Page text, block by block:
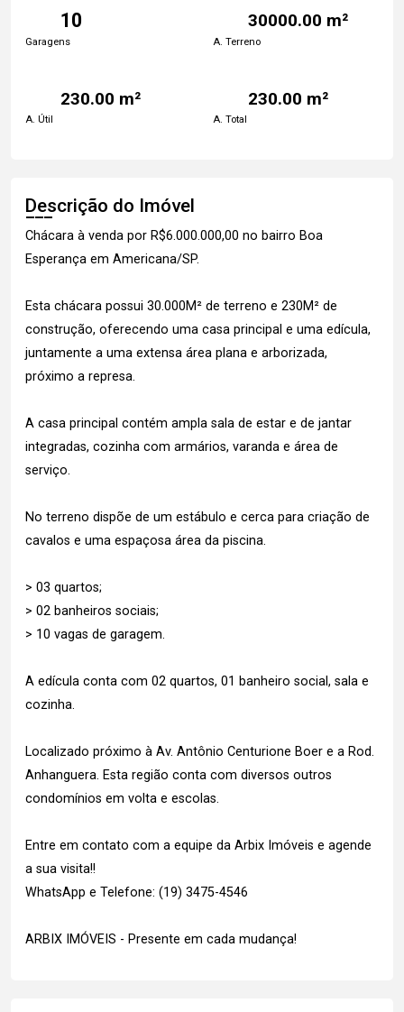
10
Garagens
30000.00 m²
A. Terreno
230.00 m²
A. Útil
230.00 m²
A. Total
Descrição do Imóvel
Chácara à venda por R$6.000.000,00 no bairro Boa
Esperança em Americana/SP.
Esta chácara possui 30.000M² de terreno e 230M² de
construção, oferecendo uma casa principal e uma edícula,
juntamente a uma extensa área plana e arborizada,
próximo a represa.
A casa principal contém ampla sala de estar e de jantar
integradas, cozinha com armários, varanda e área de
serviço.
No terreno dispõe de um estábulo e cerca para criação de
cavalos e uma espaçosa área da piscina.
> 03 quartos;
> 02 banheiros sociais;
> 10 vagas de garagem.
A edícula conta com 02 quartos, 01 banheiro social, sala e
cozinha.
Localizado próximo à Av. Antônio Centurione Boer e a Rod.
Anhanguera. Esta região conta com diversos outros
condomínios em volta e escolas.
Entre em contato com a equipe da Arbix Imóveis e agende
a sua visita!!
WhatsApp e Telefone: (19) 3475-4546
ARBIX IMÓVEIS - Presente em cada mudança!